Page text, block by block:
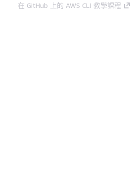
在 GitHub 上的 AWS CLI 教學課程